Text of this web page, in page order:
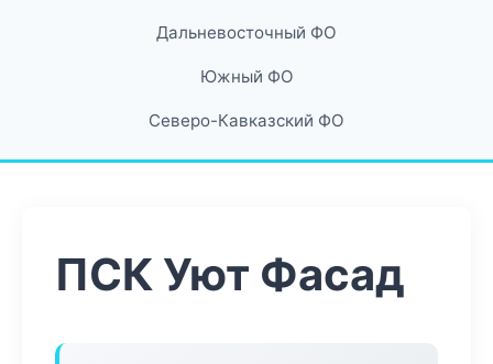
Дальневосточный ФО
Южный ФО
Северо-Кавказский ФО
ПСК Уют Фасад